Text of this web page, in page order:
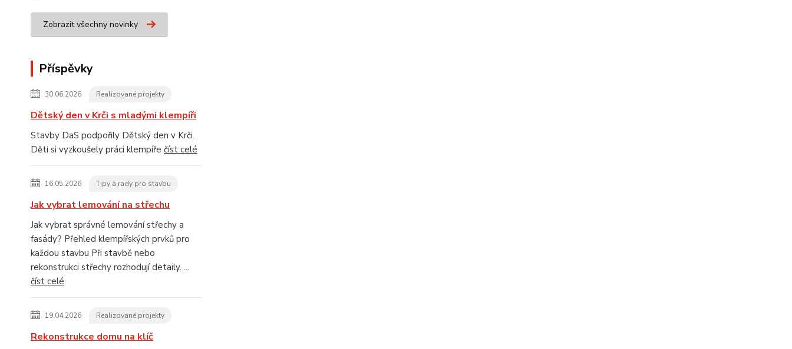
Zobrazit všechny novinky
Příspěvky
30.06.2026 Realizované projekty
Dětský den v Krči s mladými klempíři
Stavby DaS podpořily Dětský den v Krči.
Děti si vyzkoušely práci klempíře číst celé
16.05.2026 Tipy a rady pro stavbu
Jak vybrat lemování na střechu
Jak vybrat správné lemování střechy a
fasády? Přehled klempířských prvků pro
každou stavbu Při stavbě nebo
rekonstrukci střechy rozhodují detaily. ...
číst celé
19.04.2026 Realizované projekty
Rekonstrukce domu na klíč